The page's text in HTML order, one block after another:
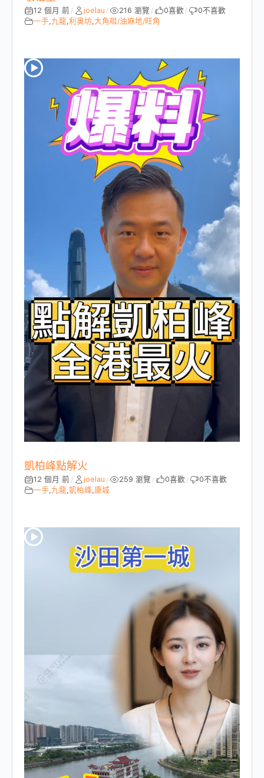
12 個月 前 / joelau / 216 瀏覽 / 0喜歡 / 0不喜歡
一手 九龍 利奧坊 大角咀/油麻地/旺角
凱柏峰點解火
12 個月 前 / joelau / 259 瀏覽 / 0喜歡 / 0不喜歡
一手,九龍,凱柏峰,康城